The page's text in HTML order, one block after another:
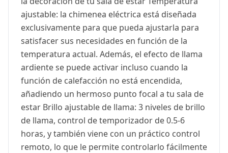
ajustable: la chimenea eléctrica está diseñada
exclusivamente para que pueda ajustarla para
satisfacer sus necesidades en función de la
temperatura actual. Además, el efecto de llama
ardiente se puede activar incluso cuando la
función de calefacción no está encendida,
añadiendo un hermoso punto focal a tu sala de
estar Brillo ajustable de llama: 3 niveles de brillo
de llama, control de temporizador de 0.5-6
horas, y también viene con un práctico control
remoto, lo que le permite controlarlo fácilmente